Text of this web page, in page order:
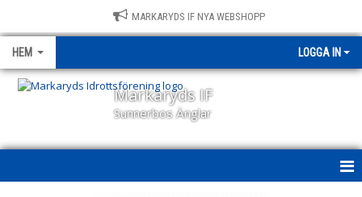
MARKARYDS IF NYA WEBSHOPP
HEM LOGGA IN
Markaryds IF
Sunnerbos Änglar